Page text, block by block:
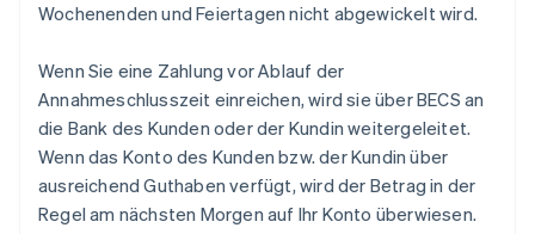
Wochenenden und Feiertagen nicht abgewickelt wird.
Wenn Sie eine Zahlung vor Ablauf der
Annahmeschlusszeit einreichen, wird sie über BECS an
die Bank des Kunden oder der Kundin weitergeleitet.
Wenn das Konto des Kunden bzw. der Kundin über
ausreichend Guthaben verfügt, wird der Betrag in der
Regel am nächsten Morgen auf Ihr Konto überwiesen.